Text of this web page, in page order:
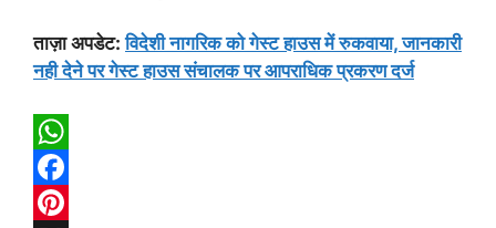
ताज़ा अपडेट:विदेशी नागरिक को गेस्ट हाउस में रुकवाया, जानकारी
नही देने पर गेस्ट हाउस संचालक पर आपराधिक प्रकरण दर्ज
W
h
F